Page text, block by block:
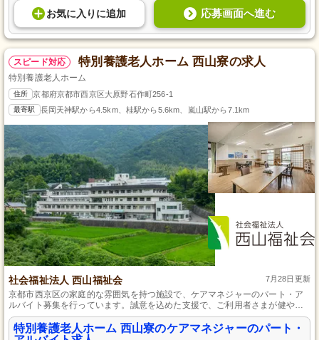
お気に入り に追加 応募画面へ進む
スピード対応 特別養護老人ホーム 西山寮の求人
特別養護老人ホーム
住所 京都府京都市西京区大原野石作町256-1
最寄駅 長岡天神駅から4.5km、桂駅から5.6km、嵐山駅から7.1km
社会福祉法人 西山福祉会 7月28日更新
京都市西京区の家庭的な雰囲気を持つ施設で、ケアマネジャーのパート・ア
ルバイト募集を行っています。誠意を込めた支援で、ご利用者さまが健やか
な毎日を送れるよう尽力しています。介護支援専門員資格があれば経験は不
問です。月9日の休日とシフト制で、プライベートも大切にできる職場です。
公共交通機関利用時の送迎ありと駐車場完備で通勤も便利。
特別養護老人ホーム 西山寮のケアマネジャーのパート・